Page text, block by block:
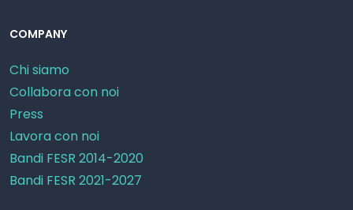
COMPANY
Chi siamo
Collabora con noi
Press
Lavora con noi
Bandi FESR 2014-2020
Bandi FESR 2021-2027